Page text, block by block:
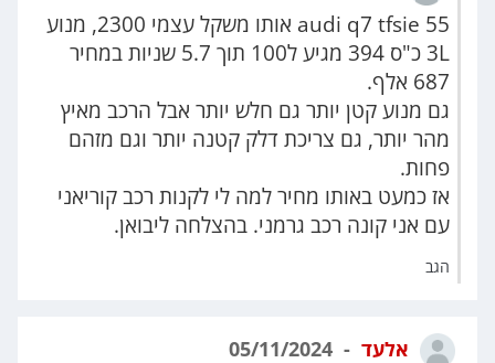
audi q7 tfsie 55 אותו משקל עצמי 2300, מנוע
3L כ"ס 394 מגיע ל100 תוך 5.7 שניות במחיר
687 אלף.
גם מנוע קטן יותר גם חלש יותר אבל הרכב מאיץ
מהר יותר, גם צריכת דלק קטנה יותר וגם מזהם
פחות.
אז כמעט באותו מחיר למה לי לקנות רכב קוריאני
עם אני קונה רכב גרמני. בהצלחה ליבואן.
הגב
אלעד